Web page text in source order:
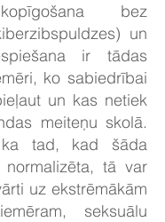
bez
un
ir tādas
ko sabiedrībai
un kas netiek
meiteņu skolā.
tad, kad šāda
tā var
uz ekstrēmākām
seksuālu